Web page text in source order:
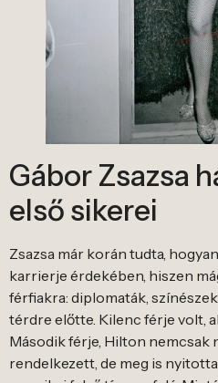
Gábor Zsazsa
első sikerei
Zsazsa már korán tudta,
karrierje érdekében, hiszen
férfiakra: diplomaták,
térdre előtte. Kilenc férje volt,
Második férje, Hilton nemcsak
rendelkezett, de meg is